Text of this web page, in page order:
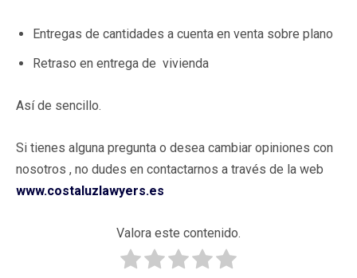
Entregas de cantidades a cuenta en venta sobre plano
Retraso en entrega de vivienda
Así de sencillo.
Si tienes alguna pregunta o desea cambiar opiniones con
nosotros , no dudes en contactarnos a través de la web
www.costaluzlawyers.es
Valora este contenido.